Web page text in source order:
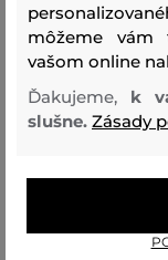
môžeme vám
vašom online
Ďakujeme, k
slušne. Zásady